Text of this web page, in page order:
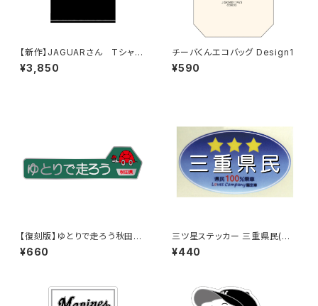
【新作】JAGUARさん Tシャツ
（HELLO JAGUAR）Black
¥3,850
チーバくんエコバッグ Design1
¥590
【復刻版】ゆとりで走ろう秋田県
（緑）：ステッカー（大）
¥660
三ツ星ステッカー 三重県民(ブ
ルー)
¥440